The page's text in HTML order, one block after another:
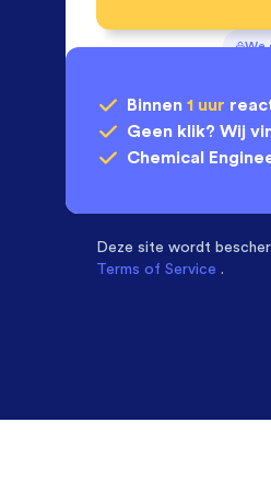
We
Binnen 1 uur
Geen klik? Wij
Chemical
Deze site wordt
Terms of Service .